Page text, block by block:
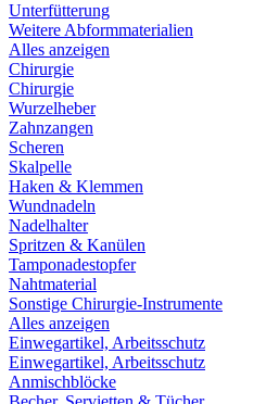
Unterfütterung
Weitere Abformmaterialien
Alles anzeigen
Chirurgie
Chirurgie
Wurzelheber
Zahnzangen
Scheren
Skalpelle
Haken & Klemmen
Wundnadeln
Nadelhalter
Spritzen & Kanülen
Tamponadestopfer
Nahtmaterial
Sonstige Chirurgie-Instrumente
Alles anzeigen
Einwegartikel, Arbeitsschutz
Einwegartikel, Arbeitsschutz
Anmischblöcke